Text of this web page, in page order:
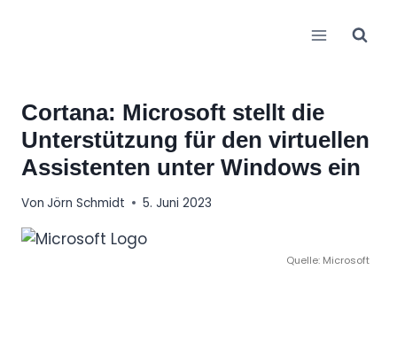
Cortana: Microsoft stellt die
Unterstützung für den virtuellen
Assistenten unter Windows ein
Von Jörn Schmidt 5. Juni 2023
Quelle: Microsoft